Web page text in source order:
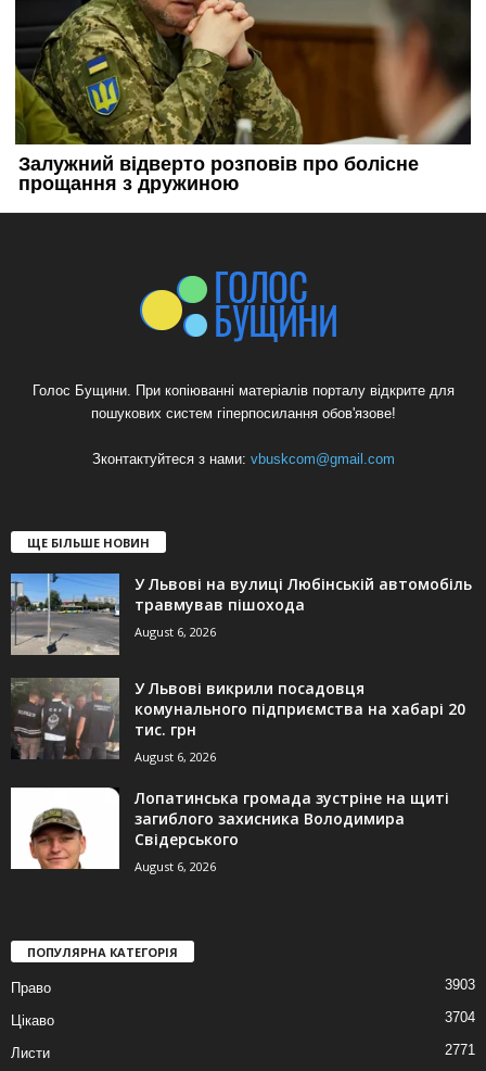
Голос Бущини. При копіюванні матеріалів порталу відкрите для
пошукових систем гіперпосилання обов'язове!
Зконтактуйтеся з нами: vbuskcom@gmail.com
ЩЕ БІЛЬШЕ НОВИН
У Львові на вулиці Любінській автомобіль
травмував пішохода
August 6, 2026
У Львові викрили посадовця
комунального підприємства на хабарі 20
тис. грн
August 6, 2026
Лопатинська громада зустріне на щиті
загиблого захисника Володимира
Свідерського
August 6, 2026
ПОПУЛЯРНА КАТЕГОРІЯ
Право 3903
Цікаво 3704
Листи 2771